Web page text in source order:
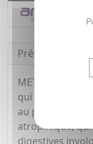
Présentation
METEOXANE
qui réduit la
au
atropinique,
digestives